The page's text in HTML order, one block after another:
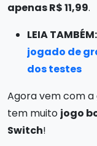
apenas R$ 11,99.
LEIA TAMBÉM:
jogado de
dos testes
Agora vem com
tem muito jogo
Switch!